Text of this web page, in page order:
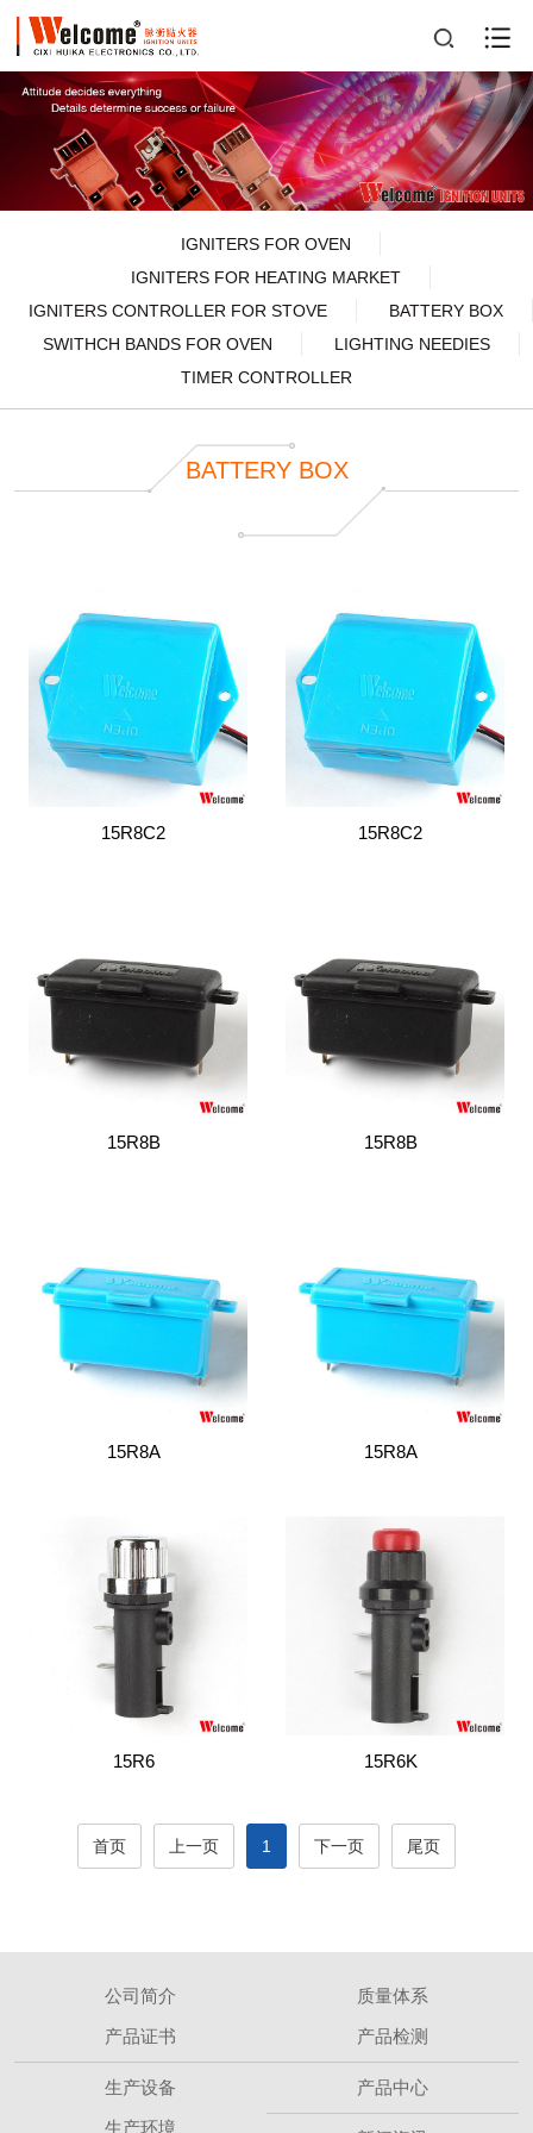
IGNITERS FOR OVEN
IGNITERS FOR HEATING MARKET
IGNITERS CONTROLLER FOR STOVE
BATTERY BOX
SWITHCH BANDS FOR OVEN
LIGHTING NEEDIES
TIMER CONTROLLER
BATTERY BOX
15R8C2 15R8C2
15R8B 15R8B
15R8A 15R8A
15R6 15R6K
首页 上一页 1 下一页 尾页
公司简介
产品证书
质量体系
产品检测
生产设备
生产环境
产品中心